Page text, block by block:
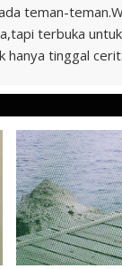
teman-
terbuka
hanya tinggal